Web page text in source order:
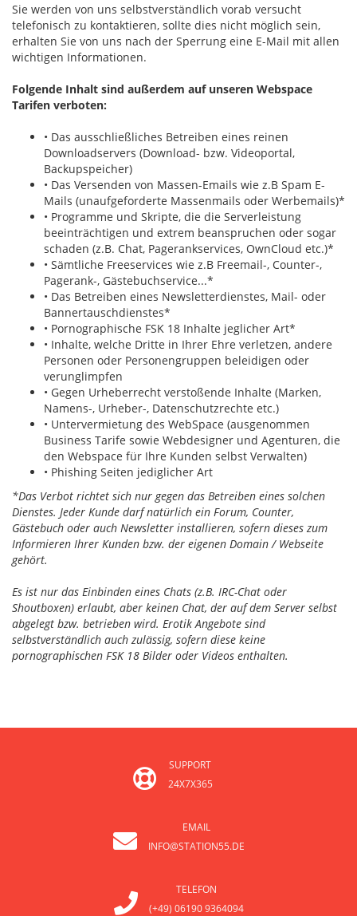
Sie werden von uns selbstverständlich vorab versucht
telefonisch zu kontaktieren, sollte dies nicht möglich sein,
erhalten Sie von uns nach der Sperrung eine E-Mail mit allen
wichtigen Informationen.
Folgende Inhalt sind außerdem auf unseren Webspace
Tarifen verboten:
• Das ausschließliches Betreiben eines reinen
Downloadservers (Download- bzw. Videoportal,
Backupspeicher)
• Das Versenden von Massen-Emails wie z.B Spam E-
Mails (unaufgeforderte Massenmails oder Werbemails)*
• Programme und Skripte, die die Serverleistung
beeinträchtigen und extrem beanspruchen oder sogar
schaden (z.B. Chat, Pagerankservices, OwnCloud etc.)*
• Sämtliche Freeservices wie z.B Freemail-, Counter-,
Pagerank-, Gästebuchservice...*
• Das Betreiben eines Newsletterdienstes, Mail- oder
Bannertauschdienstes*
• Pornographische FSK 18 Inhalte jeglicher Art*
• Inhalte, welche Dritte in Ihrer Ehre verletzen, andere
Personen oder Personengruppen beleidigen oder
verunglimpfen
• Gegen Urheberrecht verstoßende Inhalte (Marken,
Namens-, Urheber-, Datenschutzrechte etc.)
• Untervermietung des WebSpace (ausgenommen
Business Tarife sowie Webdesigner und Agenturen, die
den Webspace für Ihre Kunden selbst Verwalten)
• Phishing Seiten jediglicher Art
*Das Verbot richtet sich nur gegen das Betreiben eines solchen
Dienstes. Jeder Kunde darf natürlich ein Forum, Counter,
Gästebuch oder auch Newsletter installieren, sofern dieses zum
Informieren Ihrer Kunden bzw. der eigenen Domain / Webseite
gehört.
Es ist nur das Einbinden eines Chats (z.B. IRC-Chat oder
Shoutboxen) erlaubt, aber keinen Chat, der auf dem Server selbst
abgelegt bzw. betrieben wird. Erotik Angebote sind
selbstverständlich auch zulässig, sofern diese keine
pornographischen FSK 18 Bilder oder Videos enthalten.
SUPPORT
24X7X365
EMAIL
INFO@STATION55.DE
TELEFON
(+49) 06190 9364094